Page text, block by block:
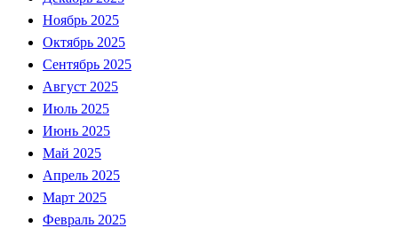
Ноябрь 2025
Октябрь 2025
Сентябрь 2025
Август 2025
Июль 2025
Июнь 2025
Май 2025
Апрель 2025
Март 2025
Февраль 2025